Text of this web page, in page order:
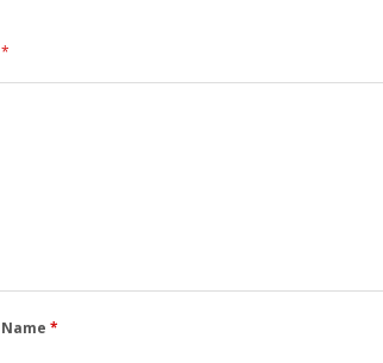
*
Name *